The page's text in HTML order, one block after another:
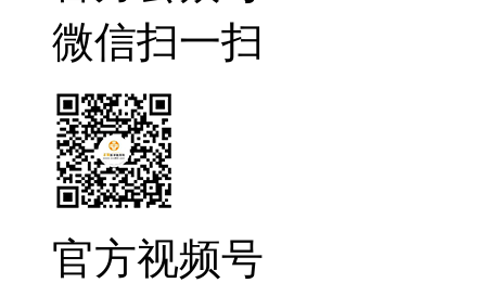
微信扫一扫
官方视频号